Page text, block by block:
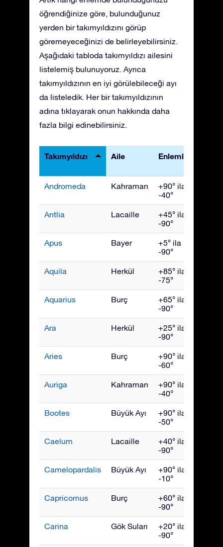
öğrendiğinize göre, bulunduğunuz
yerden bir takımyıldızını görüp
göremeyeceğinizi de belirleyebilirsiniz.
Aşağıdaki tabloda takımyıldızı ailesini
listelemiş bulunuyoruz. Ayrıca
takımyıldızının en iyi görülebileceği ayı
da listeledik. Her bir takımyıldızının
adına tıklayarak onun hakkında daha
fazla bilgi edinebilirsiniz.
Takımyıldızı Aile Enlemler
Andromeda Kahraman
+90° ila
-40°
Antlia Lacaille
+45° ila
-90°
Apus Bayer
+5° ila
-90°
Aquila Herkül
+85° ila
-75°
Aquarius Burç
+65° ila
-90°
Ara Herkül
+25° ila
-90°
Aries Burç
+90° ila
-60°
Auriga Kahraman
+90° ila
-40°
Bootes Büyük Ayı
+90° ila
-50°
Caelum Lacaille
+40° ila
-90°
Camelopardalis Büyük Ayı
+90° ila
-10°
Capricornus Burç
+60° ila
-90°
Carina Gök Suları
+20° ila
-90°